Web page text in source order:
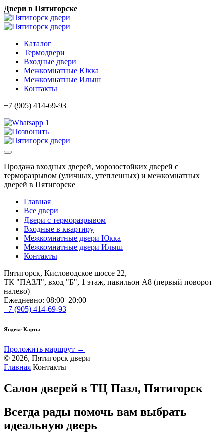
Двери в Пятигорске
Каталог
Термодвери
Входные двери
Межкомнатные Юкка
Межкомнатные Илыш
Контакты
+7 (905) 414-69-93
1
Продажа входных дверей, морозостойких дверей с
терморазрывом (уличных, утепленных) и межкомнатных
дверей в Пятигорске
Главная
Все двери
Двери с терморазрывом
Входные в квартиру
Межкомнатные двери Юкка
Межкомнатные двери Илыш
Контакты
Пятигорск, Кисловодское шоссе 22,
ТК "ПАЗЛ", вход "Б", 1 этаж, павильон А8 (первый поворот
налево)
Ежедневно: 08:00–20:00
+7 (905) 414-69-93
Яндекс Карты
Проложить маршрут →
© 2026, Пятигорск двери
Главная Контакты
Салон дверей в ТЦ Пазл, Пятигорск
Всегда рады помочь вам выбрать
идеальную дверь